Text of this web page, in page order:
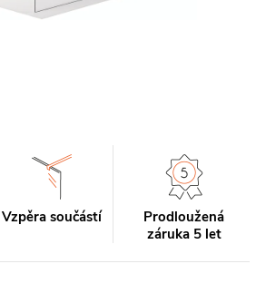
Vzpěra součástí
Prodloužená
záruka 5 let